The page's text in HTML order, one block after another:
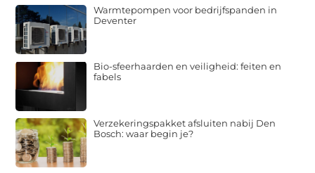
Warmtepompen voor bedrijfspanden in
Deventer
Bio-sfeerhaarden en veiligheid: feiten en
fabels
Verzekeringspakket afsluiten nabij Den
Bosch: waar begin je?